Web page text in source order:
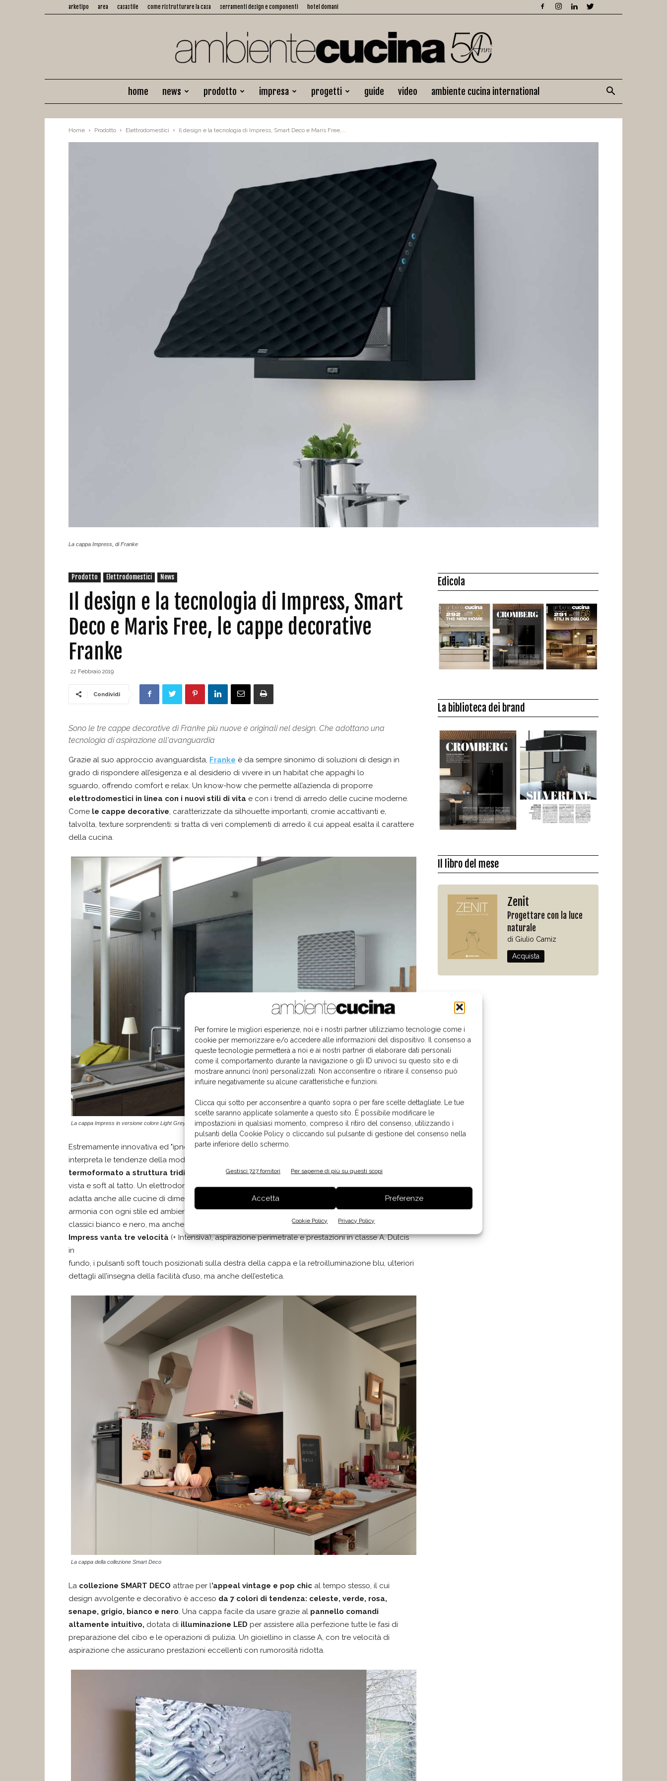
Per fornire le migliori esperienze, noi e i nostri partner utilizziamo tecnologie come i
cookie per memorizzare e/o accedere alle informazioni del dispositivo. Il consenso a
queste tecnologie permetterà a noi e ai nostri partner di elaborare dati personali
come il comportamento durante la navigazione o gli ID univoci su questo sito e di
mostrare annunci (non) personalizzati. Non acconsentire o ritirare il consenso può
influire negativamente su alcune caratteristiche e funzioni.
Clicca qui sotto per acconsentire a quanto sopra o per fare scelte dettagliate. Le tue
scelte saranno applicate solamente a questo sito. È possibile modificare le
impostazioni in qualsiasi momento, compreso il ritiro del consenso, utilizzando i
pulsanti della Cookie Policy o cliccando sul pulsante di gestione del consenso nella
parte inferiore dello schermo.
Gestisci 727 fornitori Per saperne di più su questi scopi
Accetta Preferenze
Cookie Policy Privacy Policy
arketipo area casastile come ristrutturare la casa serramenti design e componenti hotel domani
Ambiente
home news prodotto impresa progetti guide video ambiente cucina international
Home Prodotto Elettrodomestici Il design e la tecnologia di Impress, Smart Deco e Maris Free,...
La cappa Impress, di Franke
Prodotto Elettrodomestici News
Il design e la tecnologia di Impress, Smart
Deco e Maris Free, le cappe decorative
Franke
22 Febbraio 2019
Condividi
Sono le tre cappe decorative di Franke più nuove e originali nel design. Che adottano una
tecnologia di aspirazione all'avanguardia
Grazie al suo approccio avanguardista, Franke è da sempre sinonimo di soluzioni di design in
grado di rispondere all’esigenza e al desiderio di vivere in un habitat che appaghi lo
sguardo, offrendo comfort e relax. Un know-how che permette all’azienda di proporre
elettrodomestici in linea con i nuovi stili di vita e con i trend di arredo delle cucine moderne.
Come le cappe decorative, caratterizzate da silhouette importanti, cromie accattivanti e,
talvolta, texture sorprendenti: si tratta di veri complementi di arredo il cui appeal esalta il carattere
della cucina.
La cappa Impress in versione colore Light Grey
Estremamente innovativa ed "ipnotica" l’architettura dellacappa a parete IMPRESS,
interpreta le tendenze della moda e dell’interior design con un
termoformato a struttura tridimensionaledall’elegante finitura mat edall’effetto metal
vista e soft al tatto. Un elettrodomestico slim e perfettamente perpendicolare alla parete, che si
adatta anche alle cucine di dimensioni ridotte. Altamente funzionale, facile da pulire e in perfetta
armonia con ogni stile ed ambiente grazie alla declinazione cromatica in 6 tonalità accattivanti (i
classici bianco e nero, ma anche Light Grey, Metallic Grey, Softened Brown e Brass Yellow),
Impress vanta tre velocità (+ Intensiva), aspirazione perimetrale e prestazioni in classe A. Dulcis
in
fundo, i pulsanti soft touch posizionati sulla destra della cappa e la retroilluminazione blu, ulteriori
dettagli all’insegna della facilità d’uso, ma anche dell’estetica.
La cappa della collezione Smart Deco
La collezione SMART DECO attrae per l’appeal vintage e pop chic al tempo stesso, il cui
design avvolgente e decorativo è acceso da 7 colori di tendenza: celeste, verde, rosa,
senape, grigio, bianco e nero. Una cappa facile da usare grazie al pannello comandi
altamente intuitivo, dotata di illuminazione LED per assistere alla perfezione tutte le fasi di
preparazione del cibo e le operazioni di pulizia. Un gioiellino in classe A, con tre velocità di
aspirazione che assicurano prestazioni eccellenti con rumorosità ridotta.
Edicola
La biblioteca dei brand
Il libro del mese
Zenit
Progettare con la luce
naturale
di Giulio Camiz
Acquista